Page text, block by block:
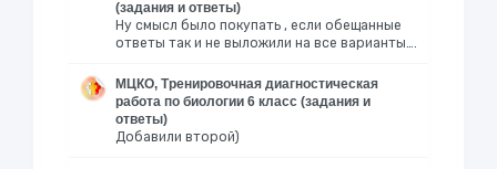
(задания и ответы)
Ну смысл было покупать , если обещанные
ответы так и не выложили на все варианты….
МЦКО, Тренировочная диагностическая
работа по биологии 6 класс (задания и
ответы)
Добавили второй)